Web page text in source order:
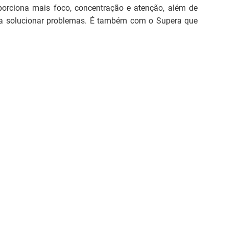
mais foco, concentração e atenção, além de
problemas. É também com o Supera que